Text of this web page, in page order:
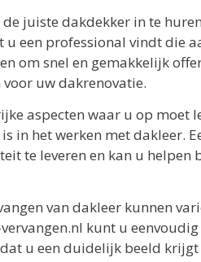
juiste dakdekker in te
een professional vindt die
om snel en gemakkelijk
uw dakrenovatie.
aspecten waar u op moet
in het werken met dakleer.
te leveren en kan u helpen
van dakleer kunnen
kunt u
u een duidelijk beeld